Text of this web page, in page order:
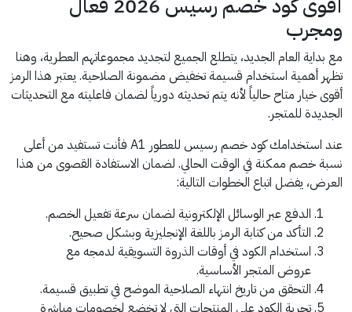
أقوى كود خصم رسيس 2026 فعال
ومجرب
مع بداية العام الجديد، يتطلع الجميع لتجديد مجموعاتهم العطرية، وهنا
تظهر أهمية استخدام قسيمة تخفيض مضمونة الصلاحية. يعتبر هذا الرمز
أقوى خيار متاح حالياً لأنه يتم تحديثه دورياً لضمان فاعليته مع التحديثات
الجديدة للمتجر.
عند استخدامك كود خصم رسيس للعطور A1 فأنت تستفيد من أعلى
نسبة خصم ممكنة في الوقت الحالي. لضمان الاستفادة القصوى من هذا
العرض، يفضل اتباع الخطوات التالية:
الدفع عبر الوسائل الإلكترونية لضمان سرعة تفعيل الخصم.
التأكد من كتابة الرمز باللغة الإنجليزية وبشكل صحيح.
استخدام الكود في أوقات الذروة التسويقية لدمجه مع
عروض المتجر الأساسية.
التحقق من تاريخ انتهاء الصلاحية الموضح في تطبيق قسيمة.